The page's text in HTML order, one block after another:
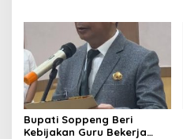
Bupati Soppeng Beri
Kebijakan Guru Bekerja